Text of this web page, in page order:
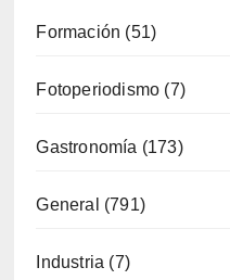
Gastronomía(173)
General(791)
Industria(7)
Interior(158)
Música(34)